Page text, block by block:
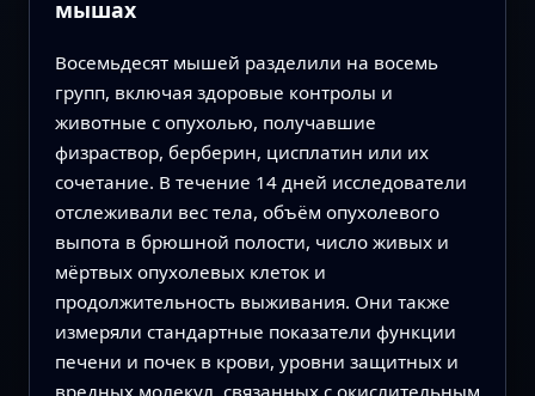
мышах
Восемьдесят мышей разделили на восемь
групп, включая здоровые контролы и
животные с опухолью, получавшие
физраствор, берберин, цисплатин или их
сочетание. В течение 14 дней исследователи
отслеживали вес тела, объём опухолевого
выпота в брюшной полости, число живых и
мёртвых опухолевых клеток и
продолжительность выживания. Они также
измеряли стандартные показатели функции
печени и почек в крови, уровни защитных и